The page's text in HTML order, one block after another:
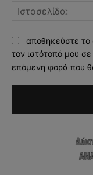
αποθηκεύστε το
τον ιστότοπό μου
επόμενη φορά που